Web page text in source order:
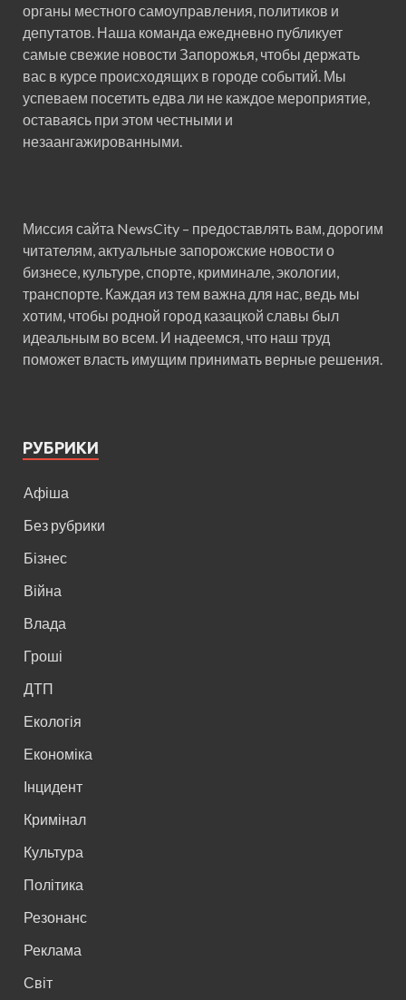
органы местного самоуправления, политиков и
депутатов. Наша команда ежедневно публикует
самые свежие новости Запорожья, чтобы держать
вас в курсе происходящих в городе событий. Мы
успеваем посетить едва ли не каждое мероприятие,
оставаясь при этом честными и
незаангажированными.
Миссия сайта NewsCity – предоставлять вам, дорогим
читателям, актуальные запорожские новости о
бизнесе, культуре, спорте, криминале, экологии,
транспорте. Каждая из тем важна для нас, ведь мы
хотим, чтобы родной город казацкой славы был
идеальным во всем. И надеемся, что наш труд
поможет власть имущим принимать верные решения.
РУБРИКИ
Афіша
Без рубрики
Бізнес
Війна
Влада
Гроші
ДТП
Екологія
Економіка
Інцидент
Кримінал
Культура
Політика
Резонанс
Реклама
Світ